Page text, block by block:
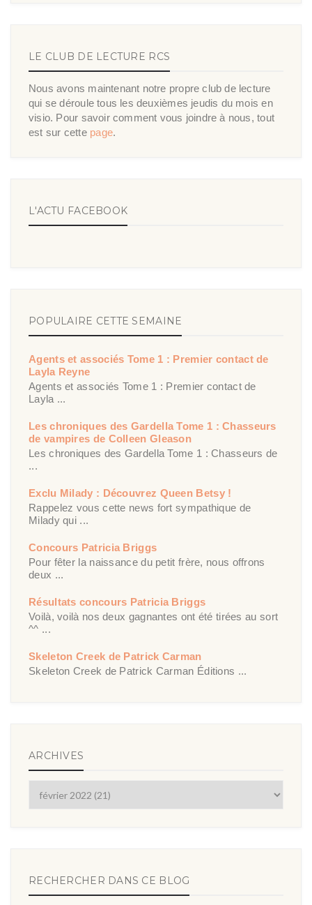
LE CLUB DE LECTURE RCS
Nous avons maintenant notre propre club de lecture
qui se déroule tous les deuxièmes jeudis du mois en
visio. Pour savoir comment vous joindre à nous, tout
est sur cette page.
L'ACTU FACEBOOK
POPULAIRE CETTE SEMAINE
Agents et associés Tome 1 : Premier contact de
Layla Reyne
Agents et associés Tome 1 : Premier contact de
Layla ...
Les chroniques des Gardella Tome 1 : Chasseurs
de vampires de Colleen Gleason
Les chroniques des Gardella Tome 1 : Chasseurs de
...
Exclu Milady : Découvrez Queen Betsy !
Rappelez vous cette news fort sympathique de
Milady qui ...
Concours Patricia Briggs
Pour fêter la naissance du petit frère, nous offrons
deux ...
Résultats concours Patricia Briggs
Voilà, voilà nos deux gagnantes ont été tirées au sort
^^ ...
Skeleton Creek de Patrick Carman
Skeleton Creek de Patrick Carman Éditions ...
ARCHIVES
RECHERCHER DANS CE BLOG